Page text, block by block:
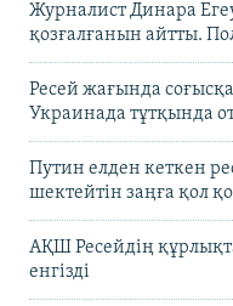
Журналист Динара
қозғалғанын айтты.
Ресей жағында
Украинада тұтқында
Путин елден кеткен
шектейтін заңға қол
АҚШ Ресейдің
енгізді